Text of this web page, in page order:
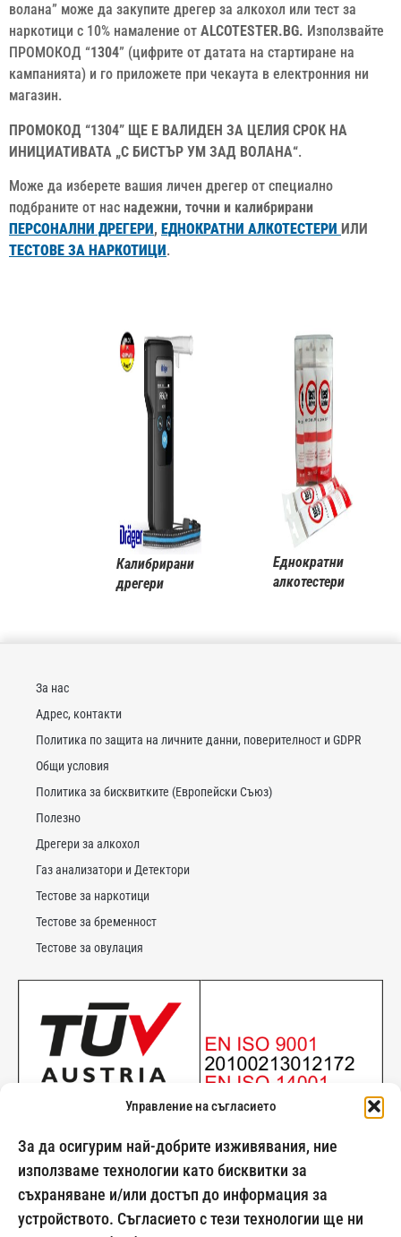
Управление на съгласието
За да осигурим най-добрите изживявания, ние
използваме технологии като бисквитки за
съхраняване и/или достъп до информация за
устройството. Съгласието с тези технологии ще ни
волана” може да закупите дрегер за алкохол или тест за
наркотици с 10% намаление от ALCOTESTER.BG. Използвайте
ПРОМОКОД “1304” (цифрите от датата на стартиране на
кампанията) и го приложете при чекаута в електронния ни
магазин.
ПРОМОКОД “1304” ЩЕ Е ВАЛИДЕН ЗА ЦЕЛИЯ СРОК НА
ИНИЦИАТИВАТА „С БИСТЪР УМ ЗАД ВОЛАНА“.
Може да изберете вашия личен дрегер от специално
подбраните от нас надежни, точни и калибрирани
ПЕРСОНАЛНИ ДРЕГЕРИ , ЕДНОКРАТНИ АЛКОТЕСТЕРИ ИЛИ
ТЕСТОВЕ ЗА НАРКОТИЦИ .
Калибрирани
дрегери
Еднократни
алкотестери
За нас
Адрес, контакти
Политика по защита на личните данни, поверителност и GDPR
Общи условия
Политика за бисквитките (Европейски Съюз)
Полезно
Дрегери за алкохол
Газ анализатори и Детектори
Тестове за наркотици
Тестове за бременност
Тестове за овулация
024500269